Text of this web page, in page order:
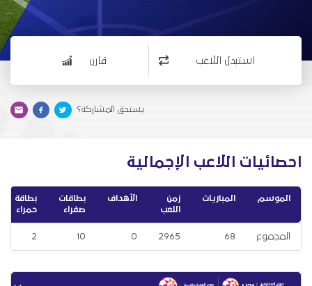
استبدل اللاعب قارن
يستحق المشاركة؟
احصائيات اللاعب الإجمالية
الموسم المباريات
زمن
اللعب
الأهداف
بطاقات
صفراء
بطاقة
حمراء
المجموع 68
2965
0
10
2